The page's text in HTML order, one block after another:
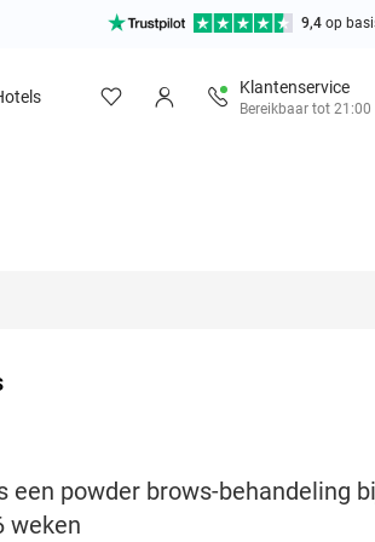
9,4 op
Klantenservice
Bereikbaar tot 21:00
powder brows-behandeling
weken